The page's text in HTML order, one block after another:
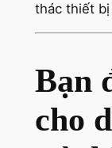
thác thiết bị
Bạn
cho